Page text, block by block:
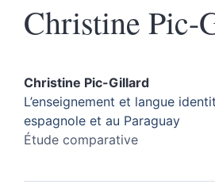
Christine Pic-
Christine Pic-Gillard
L’enseignement et langue
espagnole et au Paraguay
Étude comparative